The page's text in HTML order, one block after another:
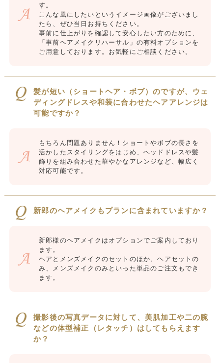
す。
こんな風にしたいというイメージ画像がございまし
たら、ぜひ当日お持ちください。
事前に仕上がりを確認して安心したい方のために、
「事前ヘアメイクリハーサル」の有料オプションを
ご用意しております。お気軽にご相談ください。
髪が短い（ショートヘア・ボブ）のですが、ウェ
ディングドレスや和装に合わせたヘアアレンジは
可能ですか？
もちろん問題ありません！ショートやボブの長さを
活かしたスタイリングをはじめ、ヘッドドレスや髪
飾りを組み合わせた華やかなアレンジなど、幅広く
対応可能です。
新郎のヘアメイクもプランに含まれていますか？
新郎様のヘアメイクはオプションでご案内しており
ます。
ヘアとメンズメイクのセットのほか、ヘアセットの
み、メンズメイクのみといった単品のご注文もでき
ます。
撮影後の写真データに対して、美肌加工や二の腕
などの体型補正（レタッチ）はしてもらえます
か？